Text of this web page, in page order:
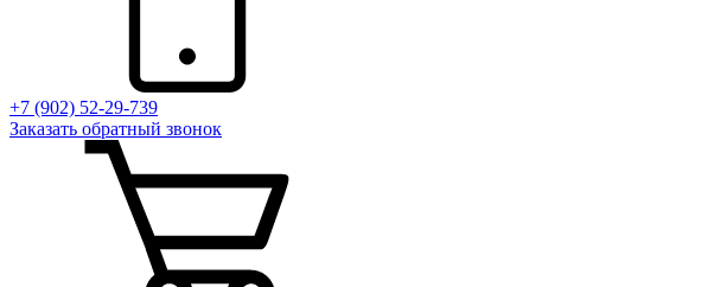
+7 (902) 52-29-739
Заказать обратный звонок